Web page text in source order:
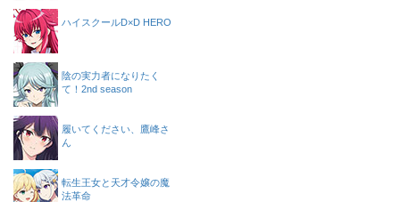
ハイスクールD×D HERO
陰の実力者になりたく
て！2nd season
履いてください、鷹峰さ
ん
転生王女と天才令嬢の魔
法革命